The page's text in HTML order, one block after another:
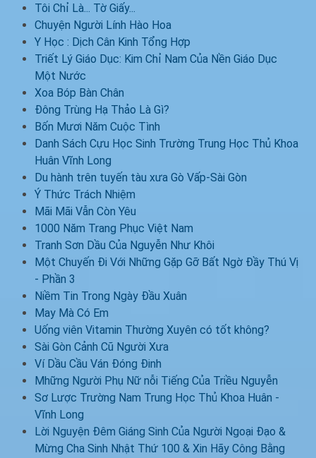
Tôi Chỉ Là... Tờ Giấy...
Chuyện Người Lính Hào Hoa
Y Học : Dịch Cân Kinh Tổng Hợp
Triết Lý Giáo Dục: Kim Chỉ Nam Của Nền Giáo Dục
Một Nước
Xoa Bóp Bàn Chân
Đông Trùng Hạ Thảo Là Gì?
Bốn Mươi Năm Cuộc Tình
Danh Sách Cựu Học Sinh Trường Trung Học Thủ Khoa
Huân Vĩnh Long
Du hành trên tuyến tàu xưa Gò Vấp-Sài Gòn
Ý Thức Trách Nhiệm
Mãi Mãi Vẫn Còn Yêu
1000 Năm Trang Phục Việt Nam
Tranh Sơn Dầu Của Nguyễn Như Khôi
Một Chuyến Đi Với Những Gặp Gỡ Bất Ngờ Đầy Thú Vị
- Phần 3
Niềm Tin Trong Ngày Đầu Xuân
May Mà Có Em
Uống viên Vitamin Thường Xuyên có tốt không?
Sài Gòn Cảnh Cũ Người Xưa
Ví Dầu Cầu Ván Đóng Đinh
Mhững Người Phụ Nữ nỗi Tiếng Của Triều Nguyễn
Sơ Lược Trường Nam Trung Học Thủ Khoa Huân -
Vĩnh Long
Lời Nguyện Đêm Giáng Sinh Của Người Ngoại Đạo &
Mừng Cha Sinh Nhật Thứ 100 & Xin Hãy Công Bằng